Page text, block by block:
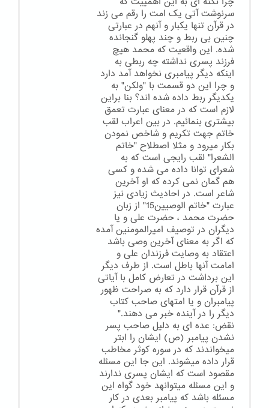
سرنوشت آتی یک امت را رقم می زند
در قرآن تنها یکبار و آنهم در عبارتی
چنین بی ربط و چند پهلو گنجانده
شده. این واقعیت که محمد هیچ
فرزند پسری نداشته چه ربطی به
اینکه دیگر پیامبری نخواهد آمد دارد
و چرا این دو قسمت با "ولکن" به
یکدیگر ربط داده شده اند؟ بنا براین
لازم است که در معنای عبارت تعمق
بیشتری بنمائیم. در بین اعراب لقب
خاتم جهت تکریم و شاخص نمودن
بکار میرود و مثلا اصطلاح "خاتم
الشعرا" لقب رایجی است که به
شعرای توانا داده می شده و کسی
هم گمان نمی کرده که او آخرین
شاعر است. در احادیث زیادی نیز
عبارت "خاتم الوصیین15" از زبان
حضرت محمد ، حضرت علی و یا
دیگران در توصیف امیرالمومنین آمده
که اگر به معنای آخرین وصی باشد
اعتقاد به وصایت فرزندان علی و
امامت آنها باطل است. از طرف دیگر
این برداشت در تعارض کامل با آیاتی
از قرآن قرار دارد که به صراحت ظهور
پیامبران و یا امتهای صاحب کتاب
دیگر را در آینده خبر می دهند."
نقض: عده ای به دلیل صاحب پسر
نشدن پیامبر (ص) ایشان را ابتر
میخواندند که در سوره کوثر مخاطب
قرار داده میشوند. این جا این مسئله
مقصود است که ایشان پسری ندارند
و این مسئله میتوانهد خود گواه این
مسئله باشد که پیامبر بعدی در کار